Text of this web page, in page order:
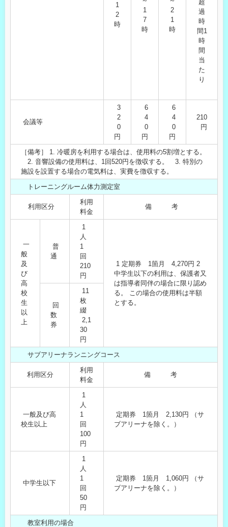
1
2
時
1
7
時
2
1
時
超
過
時
間1
時
間
当
た
り
会議等
3
2
0
円
6
4
0
円
6
4
0
円
210
円
［備考］ 1. 冷暖房を利用する場合は、使用料の5割増とする。
2. 音響設備の使用料は、1回520円を徴収する。 3. 特別の
施設を設置する場合の電気料は、実費を徴収する。
トレーニングルーム体力測定室
利用区分
利用
料金
備 考
一
般
及
び
高
校
生
以
上
普
通
1
人
1
回
210
円
1 定期券 1箇月 4,270円 2
中学生以下の利用は、保護者又
は指導者同伴の場合に限り認め
る。 この場合の使用料は半額
とする。
回
数
券
11
枚
綴
2,1
30
円
サブアリーナランニングコース
利用区分
利用
料金
備 考
一般及び高
校生以上
1
人
1
回
100
円
定期券 1箇月 2,130円 （サ
ブアリーナを除く。）
中学生以下
1
人
1
回
50
円
定期券 1箇月 1,060円 （サ
ブアリーナを除く。）
教室利用の場合